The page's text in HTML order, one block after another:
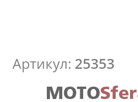
Артикул: 25353